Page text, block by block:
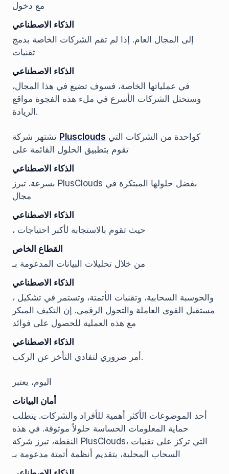
مع دخول
الذكاء الاصطناعي
إلى المجال العام. إذا لم تقم الشركات الخاصة بدمج
تقنيات
الذكاء الاصطناعي
في عملياتها الخاصة، فسوف تضيع في هذا المجال،
وستحتل الشركات الأسرع في ملء هذه الفجوة مواقع
الريادة.
Plusclouds
تقوم بتطبيق الحلول القائمة على
الذكاء الاصطناعي
بسرعة. تبرز PlusClouds بفضل حلولها المبتكرة في
مجال
الذكاء الاصطناعي
، حيث تقوم بالاستجابة لأكبر احتياجات
القطاع الخاص
من خلال تحليلات البيانات المدعومة بـ
الذكاء الاصطناعي
، والحوسبة السحابية، وتقنيات الأتمتة، وتستمر في تشكيل
مستقبل القوى العاملة والتحول الرقمي. إن التكيف المبكر
مع هذه العملية للحصول على فوائد
الذكاء الاصطناعي
أمر ضروري لتفادي التأخر عن الركب.
اليوم، يعتبر
أمان البيانات
أحد الموضوعات الأكثر أهمية للأفراد والشركات. يتطلب
حماية المعلومات الحساسة حلولاً موثوقة. في هذه
النقطة، تبرز شركة PlusClouds، التي تركز على تقنيات
السحاب المحلية، بتقديم أنظمة أتمتة مدعومة بـ